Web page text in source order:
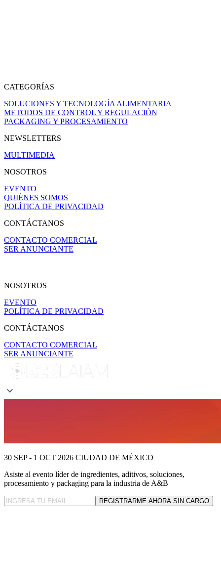
CATEGORÍAS
SOLUCIONES Y TECNOLOGÍA ALIMENTARIA
METODOS DE CONTROL Y REGULACIÓN
PACKAGING Y PROCESAMIENTO
NEWSLETTERS
MULTIMEDIA
NOSOTROS
EVENTO
QUIÉNES SOMOS
POLÍTICA DE PRIVACIDAD
CONTÁCTANOS
CONTACTO COMERCIAL
SER ANUNCIANTE
NOSOTROS
EVENTO
POLÍTICA DE PRIVACIDAD
CONTÁCTANOS
CONTACTO COMERCIAL
SER ANUNCIANTE
30 SEP - 1 OCT 2026 CIUDAD DE MÉXICO
Asiste al evento líderde ingredientes, aditivos, soluciones,
procesamiento y packaging para la industria de A&B
REGISTRARME AHORA SIN CARGO